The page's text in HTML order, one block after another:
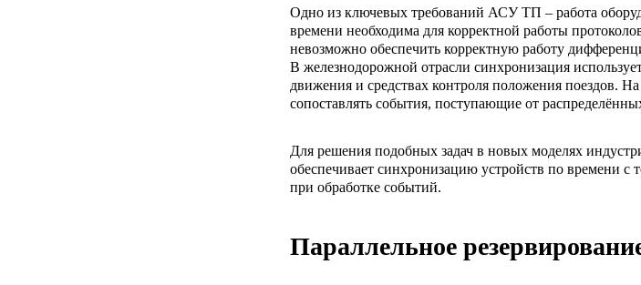
Одно из ключевых требований АСУ ТП – работа
времени необходима для корректной работы
невозможно обеспечить корректную работу
В железнодорожной отрасли синхронизация
движения и средствах контроля положения поездов.
сопоставлять события, поступающие от
Для решения подобных задач в новых моделях
обеспечивает синхронизацию устройств по времени
при обработке событий.
Параллельное